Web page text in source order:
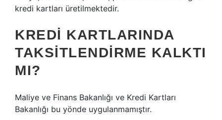
kredi kartları üretilmektedir.
KREDI KARTLARINDA
TAKSITLENDIRME KALKTI
MI?
Maliye ve Finans Bakanlığı ve Kredi Kartları
Bakanlığı bu yönde uygulanmamıştır.